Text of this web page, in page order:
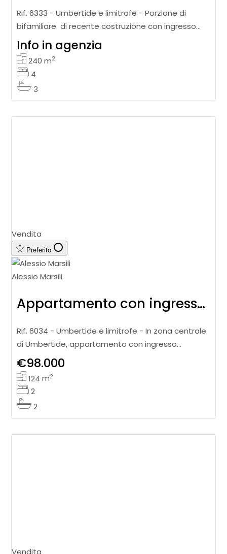
Rif. 6333 - Umbertide e limitrofe - Porzione di
bifamiliare di recente costruzione con ingresso
indipendente, sviluppata su più livelli e
caratterizzata da ampi spazi int
Info in agenzia
240 m2
4
3
Vendita
Preferito
Alessio Marsili
Appartamento con ingresso indipendente
Rif. 6034 - Umbertide e limitrofe - In zona centrale
di Umbertide, appartamento con ingresso
indipendente direttamente dalla terrazza, inserito
in un contesto comodo e ben s
€98.000
124 m2
2
2
Vendita